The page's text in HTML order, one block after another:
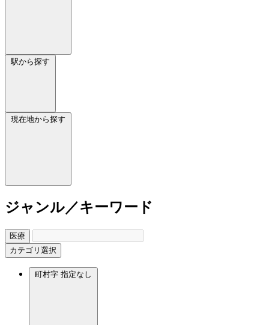
駅から探す
現在地から探す
ジャンル／キーワード
医療
カテゴリ選択
町村字 指定なし